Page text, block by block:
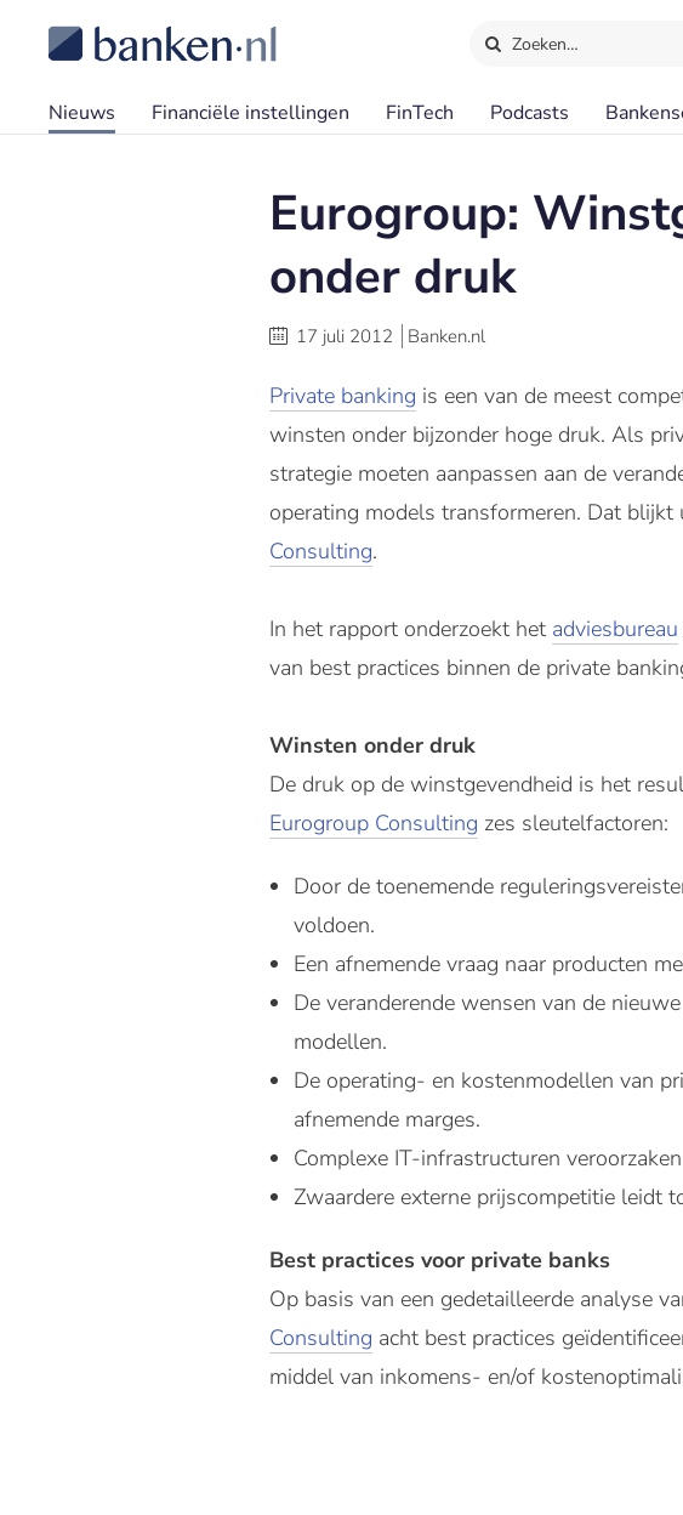
Zoeken…
Nieuws Financiële instellingen FinTech Podcasts
Eurogroup:
onder druk
17 juli 2012 Banken.nl
Private banking is een van de meest
winsten onder bijzonder hoge druk. Als
strategie moeten aanpassen aan de
operating models transformeren. Dat
Consulting.
In het rapport onderzoekt het adviesbureau
van best practices binnen de private
Winsten onder druk
De druk op de winstgevendheid is het
Eurogroup Consulting zes sleutelfactoren:
Door de toenemende
voldoen.
Een afnemende vraag naar producten
De veranderende wensen van de
modellen.
De operating- en kostenmodellen van
afnemende marges.
Complexe IT-infrastructuren
Zwaardere externe prijscompetitie leidt
Best practices voor private banks
Op basis van een gedetailleerde analyse
Consulting acht best practices
middel van inkomens- en/of